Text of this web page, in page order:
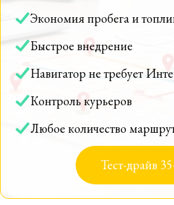
Экономия пробега и
Быстрое внедрение
Навигатор не требует
Контроль курьеров
Любое количество
Тест-драйв